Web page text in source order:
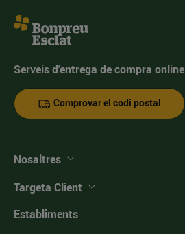
Serveis d'entrega de compra online
Comprovar el codi postal
Nosaltres
Targeta Client
Establiments